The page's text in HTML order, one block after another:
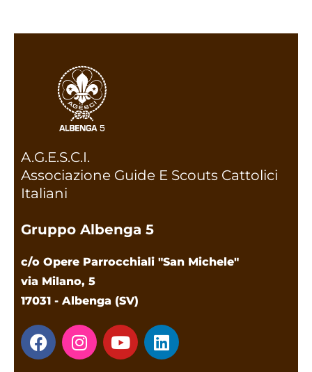
A.G.E.S.C.I.
Associazione Guide E Scouts Cattolici
Italiani
Gruppo Albenga 5
c/o Opere Parrocchiali "San Michele"
via Milano, 5
17031 - Albenga (SV)